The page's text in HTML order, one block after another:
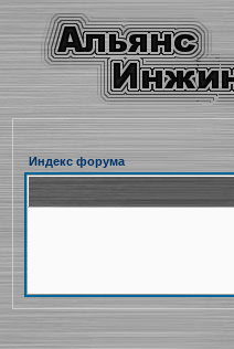
Индекс форума